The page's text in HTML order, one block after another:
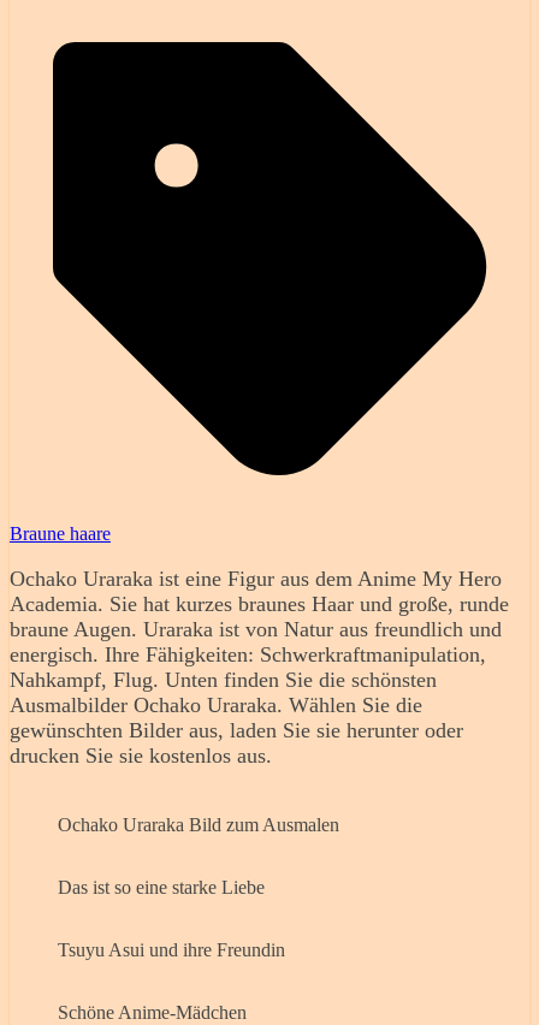
Braune haare
Ochako Uraraka ist eine Figur aus dem Anime My Hero
Academia. Sie hat kurzes braunes Haar und große, runde
braune Augen. Uraraka ist von Natur aus freundlich und
energisch. Ihre Fähigkeiten: Schwerkraftmanipulation,
Nahkampf, Flug. Unten finden Sie die schönsten
Ausmalbilder Ochako Uraraka. Wählen Sie die
gewünschten Bilder aus, laden Sie sie herunter oder
drucken Sie sie kostenlos aus.
Ochako Uraraka Bild zum Ausmalen
Das ist so eine starke Liebe
Tsuyu Asui und ihre Freundin
Schöne Anime-Mädchen